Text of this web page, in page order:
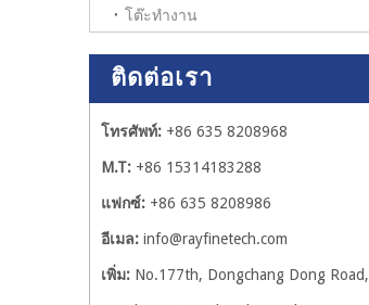
โต๊ะทำงาน
ติดต่อเรา
โทรศัพท์: +86 635 8208968
M.T: +86 15314183288
แฟกซ์: +86 635 8208986
อีเมล: info@rayfinetech.com
เพิ่ม: No.177th, Dongchang Dong Road,